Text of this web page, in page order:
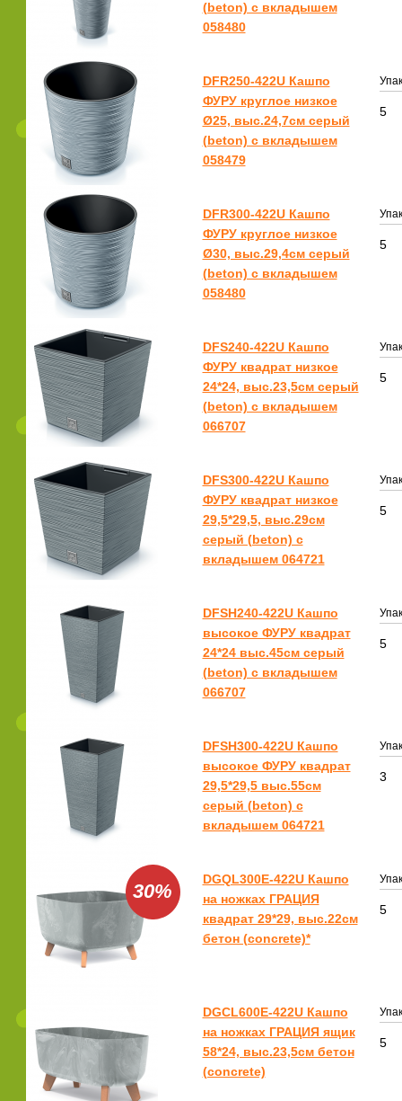
(beton) с вкладышем
058480
DFR250-422U Кашпо
ФУРУ круглое низкое
Ø25, выс.24,7см серый
(beton) с вкладышем
058479
5
DFR300-422U Кашпо
ФУРУ круглое низкое
Ø30, выс.29,4см серый
(beton) с вкладышем
058480
5
DFS240-422U Кашпо
ФУРУ квадрат низкое
24*24, выс.23,5см серый
(beton) с вкладышем
066707
5
DFS300-422U Кашпо
ФУРУ квадрат низкое
29,5*29,5, выс.29см
серый (beton) с
вкладышем 064721
5
DFSH240-422U Кашпо
высокое ФУРУ квадрат
24*24 выс.45см серый
(beton) с вкладышем
066707
5
DFSH300-422U Кашпо
высокое ФУРУ квадрат
29,5*29,5 выс.55см
серый (beton) с
вкладышем 064721
3
30%
DGQL300E-422U Кашпо
на ножках ГРАЦИЯ
квадрат 29*29, выс.22см
бетон (concrete)*
5
DGCL600E-422U Кашпо
на ножках ГРАЦИЯ ящик
58*24, выс.23,5см бетон
(concrete)
5